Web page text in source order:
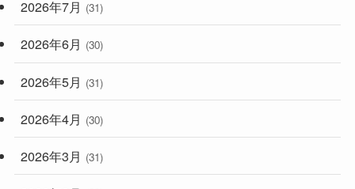
2026年7月 (31)
2026年6月 (30)
2026年5月 (31)
2026年4月 (30)
2026年3月 (31)